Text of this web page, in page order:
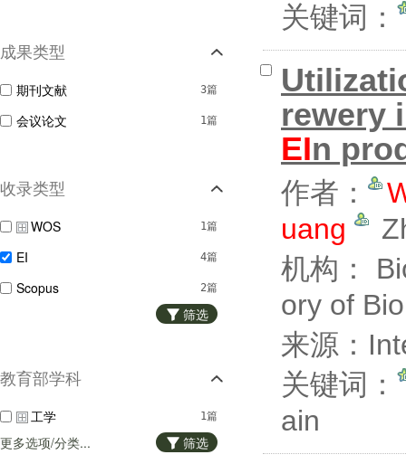
成果类型
3篇
期刊文献
1篇
会议论文
收录类型
1篇
WOS
4篇
EI
2篇
Scopus
筛选
教育部学科
1篇
工学
更多选项/分类...
筛选
关键词：
rewery
EIn
作者：
uang
机构：
ory of
来源：
关键词：
ain